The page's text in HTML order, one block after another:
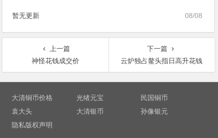
08/08
暂无更新
上一篇
神怪花钱成交价
下一篇
云炉独占鳌头指日高升花钱
文
大清铜币价格 光绪元宝
民国铜币
袁大头
大清银币
孙像银元
隐私版权声明